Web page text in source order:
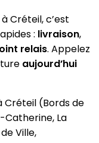
à Créteil, c’est
: livraison,
relais. Appelez
aujourd’hui
Créteil (Bords de
Catherine, La
Ville,